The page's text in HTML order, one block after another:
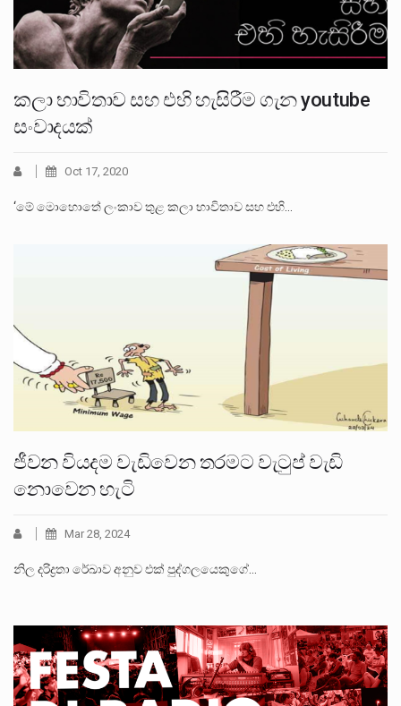
කලා භාවිතාව සහ එහි හැසිරීම ගැන youtube
සංවාදයක්
Oct 17, 2020
‘මේ මොහොතේ ලංකාව තුළ කලා භාවිතාව සහ එහි…
ජීවන වියදම වැඩිවෙන තරමට වැටුප් වැඩි
නොවෙන හැටි
Mar 28, 2024
නිල දරිද්‍රතා රේඛාව අනුව එක් පුද්ගලයෙකුගේ…